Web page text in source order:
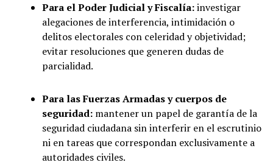
Para el Poder Judicial y Fiscalía:investigar
alegaciones de interferencia, intimidación o
delitos electorales con celeridad y objetividad;
evitar resoluciones que generen dudas de
parcialidad.
Para las Fuerzas Armadas y cuerpos de
seguridad:mantener un papel de garantía de la
seguridad ciudadana sin interferir en el escrutinio
ni en tareas que correspondan exclusivamente a
autoridades civiles.